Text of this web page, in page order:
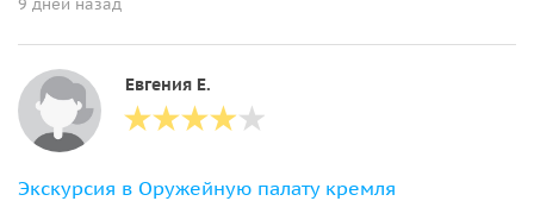
Евгения Е.
Экскурсия в Оружейную палату кремля